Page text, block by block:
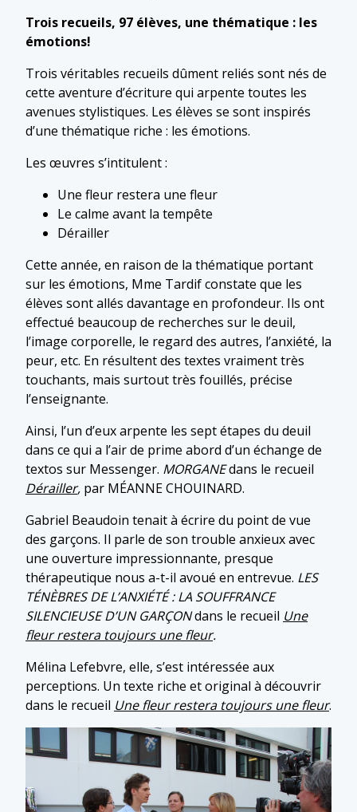
Trois recueils, 97 élèves, une thématique : les
émotions!
Trois véritables recueils dûment reliés sont nés de
cette aventure d’écriture qui arpente toutes les
avenues stylistiques. Les élèves se sont inspirés
d’une thématique riche : les émotions.
Les œuvres s’intitulent :
Une fleur restera une fleur
Le calme avant la tempête
Dérailler
Cette année, en raison de la thématique portant
sur les émotions, Mme Tardif constate que les
élèves sont allés davantage en profondeur. Ils ont
effectué beaucoup de recherches sur le deuil,
l’image corporelle, le regard des autres, l’anxiété, la
peur, etc. En résultent des textes vraiment très
touchants, mais surtout très fouillés, précise
l’enseignante.
Ainsi, l’un d’eux arpente les sept étapes du deuil
dans ce qui a l’air de prime abord d’un échange de
textos sur Messenger. MORGANEdans le recueil
Dérailler, par MÉANNE CHOUINARD.
Gabriel Beaudoin tenait à écrire du point de vue
des garçons. Il parle de son trouble anxieux avec
une ouverture impressionnante, presque
thérapeutique nous a-t-il avoué en entrevue. LES
TÉNÈBRES DE L’ANXIÉTÉ : LA SOUFFRANCE
SILENCIEUSE D’UN GARÇONdans le recueil Une
fleur restera toujours une fleur.
Mélina Lefebvre, elle, s’est intéressée aux
perceptions. Un texte riche et original à découvrir
dans le recueil Une fleur restera toujours une fleur.